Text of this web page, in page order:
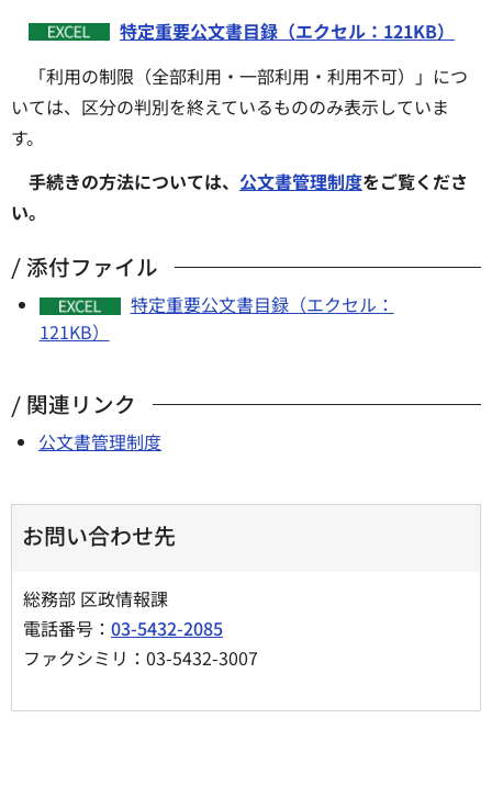
特定重要公文書目録（エクセル：121KB）
「利用の制限（全部利用・一部利用・利用不可）」につ
いては、区分の判別を終えているもののみ表示していま
す。
手続きの方法については、 公文書管理制度をご覧くださ
い。
添付ファイル
特定重要公文書目録（エクセル：
121KB）
関連リンク
公文書管理制度
お問い合わせ先
総務部 区政情報課
電話番号： 03-5432-2085
ファクシミリ：03-5432-3007